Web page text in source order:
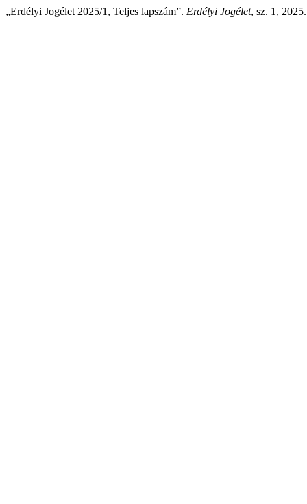
„Erdélyi Jogélet 2025/1, Teljes lapszám”. Erdélyi Jogélet, sz. 1,